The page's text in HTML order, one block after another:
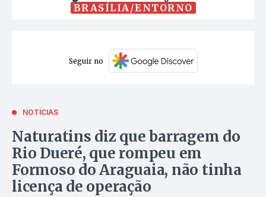
BRASÍLIA/ENTORNO
Seguir no
NOTÍCIAS
Naturatins diz que barragem do
Rio Dueré, que rompeu em
Formoso do Araguaia, não tinha
licença de operação